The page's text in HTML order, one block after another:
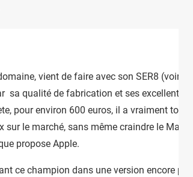
vient de faire avec son SER8 (voir
qualité de fabrication et ses excellentes
pour environ 600 euros, il a vraiment tout
le marché, sans même craindre le Mac
propose Apple.
ce champion dans une version encore